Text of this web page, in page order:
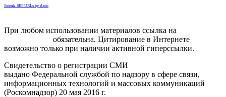
Joomla SEF URLs by Artio
При любом использовании материалов ссылка на
обязательна. Цитирование в Интернете
возможно только при наличии активной гиперссылки.
Свидетельство о регистрации СМИ
выдано Федеральной службой по надзору в сфере связи,
информационных технологий и массовых коммуникаций
(Роскомнадзор) 20 мая 2016 г.